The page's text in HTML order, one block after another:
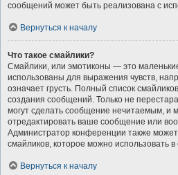
сообщений может быть реализована с
Вернуться к началу
Что такое смайлики?
Смайлики, или эмотиконы — это
использованы для выражения чувств,
означает грусть. Полный список
создания сообщений. Только не
могут сделать сообщение нечитаемым, и
отредактировать ваше сообщение или
Администратор конференции также может
смайликов, которое можно использовать
Вернуться к началу